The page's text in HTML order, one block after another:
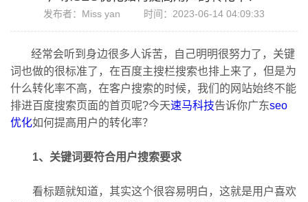
发布者：Miss yan 时间：2023-06-14 04:09:33
经常会听到身边很多人诉苦，自己明明很努力了，关键
词也做的很标准了，在百度主搜栏搜索也排上来了，但是为
什么转化率不高，在客户搜索的时候，我们的网站始终不能
排进百度搜索页面的首页呢?今天速马科技告诉你广东seo
优化如何提高用户的转化率？
1、关键词要符合用户搜索要求
看标题就知道，其实这个很容易明白，这就是用户喜欢